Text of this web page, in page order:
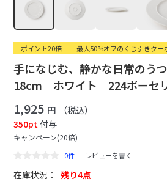
ポイント20倍 最大50%オフのくじ引きクー
手になじむ、静かな日常の
18cm ホワイト｜224ポーセ
1,925 円
（税込）
350pt 付与
キャンペーン(20倍)
0件 レビューを書く
在庫状況： 残り4点